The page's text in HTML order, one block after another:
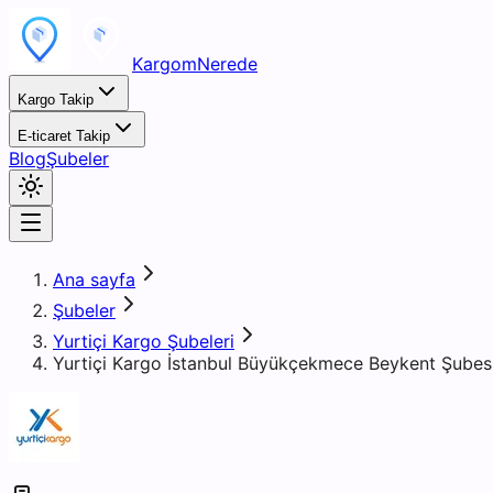
KargomNerede
Kargo Takip
E-ticaret Takip
BlogŞubeler
Ana sayfa
Şubeler
Yurtiçi Kargo Şubeleri
Yurtiçi Kargo İstanbul Büyükçekmece Beykent